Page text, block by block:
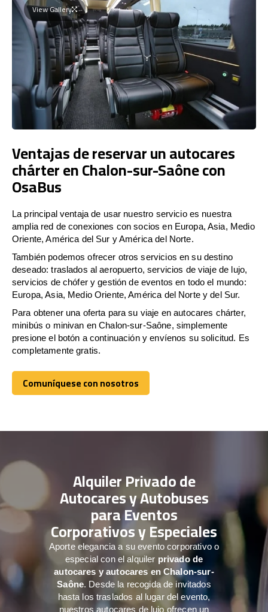
View Gallery
Ventajas de reservar un autocares
chárter en Chalon-sur-Saône con
OsaBus
La principal ventaja de usar nuestro servicio es nuestra
amplia red de conexiones con socios en Europa, Asia, Medio
Oriente, América del Sur y América del Norte.
También podemos ofrecer otros servicios en su destino
deseado: traslados al aeropuerto, servicios de viaje de lujo,
servicios de chófer y gestión de eventos en todo el mundo:
Europa, Asia, Medio Oriente, América del Norte y del Sur.
Para obtener una oferta para su viaje en autocares chárter,
minibús o minivan en Chalon-sur-Saône, simplemente
presione el botón a continuación y envíenos su solicitud. Es
completamente gratis.
Comuníquese con nosotros
Comuníquese con nosotros
Alquiler Privado de
Autocares y Autobuses
para Eventos
Corporativos y Especiales
Aporte elegancia a su evento corporativo o
especial con el alquiler privado de
autocares y autocares en Chalon-sur-
Saône. Desde la recogida de invitados
hasta los traslados al lugar del evento,
nuestros autocares de lujo ofrecen un